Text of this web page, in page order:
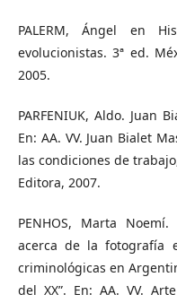
PALERM, Ángel en
evolucionistas. 3ª ed.
2005.
PARFENIUK, Aldo. Juan
En: AA. VV. Juan Bialet
las condiciones de
Editora, 2007.
PENHOS, Marta
acerca de la fotografía
criminológicas en
del XX”. En: AA. VV.